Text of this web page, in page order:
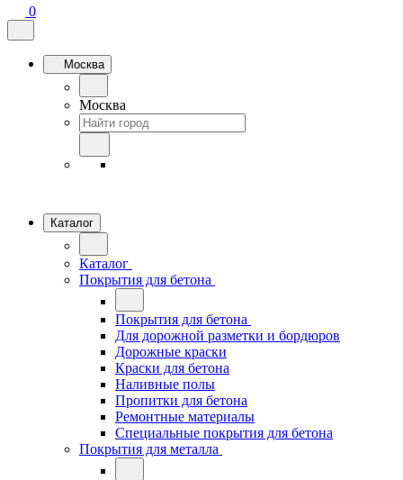
0
Москва
Москва
Каталог
Каталог
Покрытия для бетона
Покрытия для бетона
Для дорожной разметки и бордюров
Дорожные краски
Краски для бетона
Наливные полы
Пропитки для бетона
Ремонтные материалы
Специальные покрытия для бетона
Покрытия для металла